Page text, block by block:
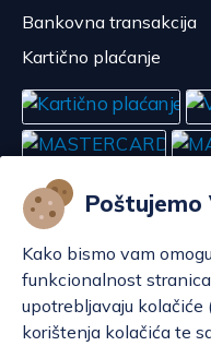
Kako bismo vam
funkcionalnost
upotrebljavaju kolačiće
korištenja kolačića te
Bankovna transakcija
Kartično plaćanje